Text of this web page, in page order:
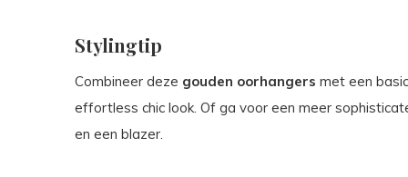
Stylingtip
Combineer deze gouden oorhangers met een
effortless chic look. Of ga voor een meer
en een blazer.